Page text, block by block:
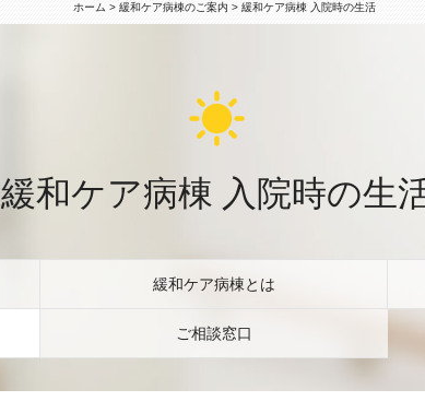
ホーム > 緩和ケア病棟のご案内 > 緩和ケア病棟 入院時の生活
緩和ケア病棟 入院時の生
緩和ケア病棟とは
ご相談窓口